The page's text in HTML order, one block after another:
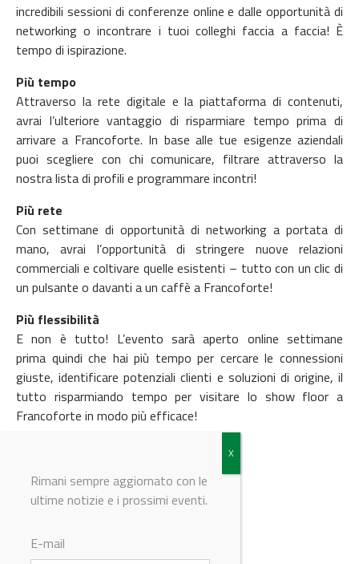
incredibili sessioni di conferenze online e dalle opportunità di
networking o incontrare i tuoi colleghi faccia a faccia! È
tempo di ispirazione.
Più tempo
Attraverso la rete digitale e la piattaforma di contenuti,
avrai l’ulteriore vantaggio di risparmiare tempo prima di
arrivare a Francoforte. In base alle tue esigenze aziendali
puoi scegliere con chi comunicare, filtrare attraverso la
nostra lista di profili e programmare incontri!
Più rete
Con settimane di opportunità di networking a portata di
mano, avrai l’opportunità di stringere nuove relazioni
commerciali e coltivare quelle esistenti – tutto con un clic di
un pulsante o davanti a un caffè a Francoforte!
Più flessibilità
E non è tutto! L’evento sarà aperto online settimane
prima quindi che hai più tempo per cercare le connessioni
giuste, identificare potenziali clienti e soluzioni di origine, il
tutto risparmiando tempo per visitare lo show floor a
Francoforte in modo più efficace!
© Riproduzione riservata
Rimani sempre aggiornato con le
ultime notizie e i prossimi eventi.
E-mail